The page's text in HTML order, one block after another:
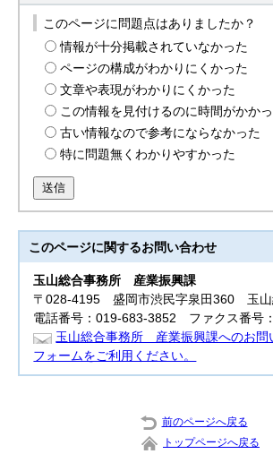
このページに問題点はありましたか？
情報が十分掲載されていなかった
ページの構成がわかりにくかった
文章や表現がわかりにくかった
この情報を見付けるのに時間がかか
古い情報なので参考にならなかった
特に問題無くわかりやすかった
送信
このページに関するお問い合わせ
玉山総合事務所産業振興課
〒028-4195 盛岡市渋民字泉田360 玉山
電話番号：019-683-3852 ファクス番号
玉山総合事務所 産業振興課へのお問
フォームをご利用ください。
前のページへ戻る
トップページへ戻る